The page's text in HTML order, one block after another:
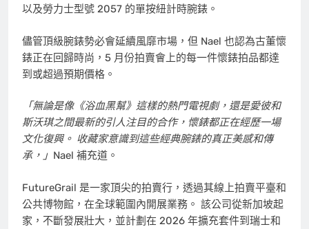
以及勞力士型號 2057 的單按紐計時腕錶。
儘管頂級腕錶勢必會延續風靡市場，但 Nael 也認為古董懷
錶正在回歸時尚，5 月份拍賣會上的每一件懷錶拍品都達
到或超過預期價格。
「無論是像《浴血黑幫》這樣的熱門電視劇，還是愛彼和
斯沃琪之間最新的引人注目的合作，懷錶都正在經歷一場
文化復興。 收藏家意識到這些經典腕錶的真正美感和傳
承，」 Nael 補充道。
FutureGrail 是一家頂尖的拍賣行，透過其線上拍賣平臺和
公共博物館，在全球範圍內開展業務。 該公司從新加坡起
家，不斷發展壯大，並計劃在 2026 年擴充套件到瑞士和